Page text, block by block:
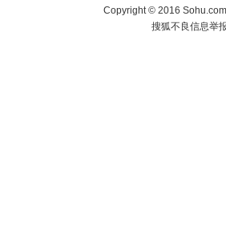
Copyright©2016
搜狐不良信息举